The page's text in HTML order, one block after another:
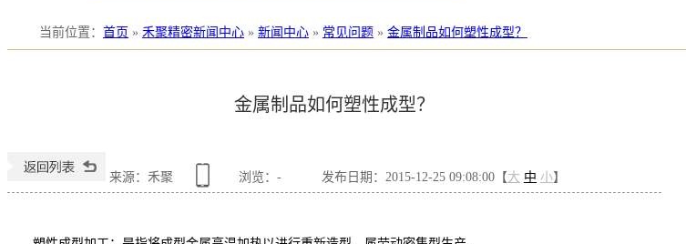
当前位置 ： 首页 » 禾聚精密新闻中心 » 新闻中心 » 常见问题 » 金属制品如何塑性成型？
金属制品如何塑性成型？
来源：禾聚 浏览： - 发布日期：2015-12-25 09:08:00【大 中 小】